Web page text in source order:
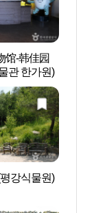
馆-韩佳园
관 한가원)
강식물원)